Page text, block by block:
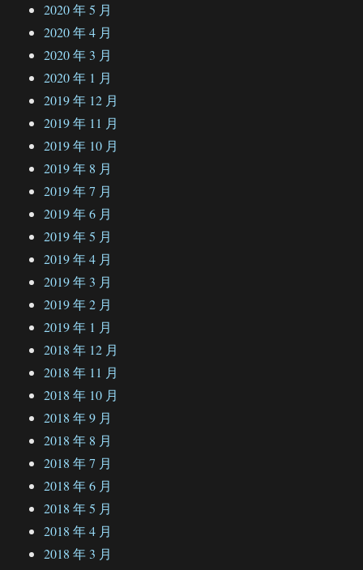
2020 年 5 月
2020 年 4 月
2020 年 3 月
2020 年 1 月
2019 年 12 月
2019 年 11 月
2019 年 10 月
2019 年 8 月
2019 年 7 月
2019 年 6 月
2019 年 5 月
2019 年 4 月
2019 年 3 月
2019 年 2 月
2019 年 1 月
2018 年 12 月
2018 年 11 月
2018 年 10 月
2018 年 9 月
2018 年 8 月
2018 年 7 月
2018 年 6 月
2018 年 5 月
2018 年 4 月
2018 年 3 月